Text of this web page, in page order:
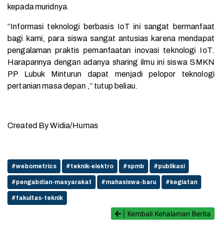
kepada muridnya.
“Informasi teknologi berbasis IoT ini sangat bermanfaat
bagi kami, para siswa sangat antusias karena mendapat
pengalaman praktis pemanfaatan inovasi teknologi IoT.
Harapannya dengan adanya sharing ilmu ini siswa SMKN
PP Lubuk Minturun dapat menjadi pelopor teknologi
pertanian masa depan ,” tutup beliau.
Created By Widia/Humas
#webometrics #teknik-elektro #spmb #publikasi
#pengabdian-masyarakat #mahasiswa-baru #kegiatan
#fakultas-teknik
| Kembali Kehalaman Berita